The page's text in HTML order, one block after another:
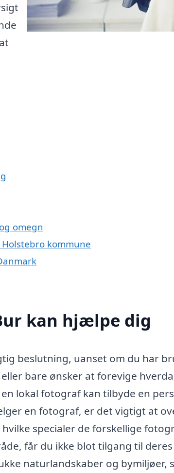
omegn
kommune
kan hjælpe dig
beslutning, uanset om du har
bare ønsker at forevige
lokal fotograf kan tilbyde en
en fotograf, er det vigtigt at
specialer de forskellige
får du ikke blot tilgang til
naturlandskaber og bymiljøer,